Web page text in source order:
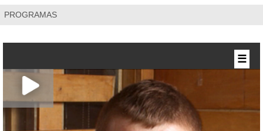
PROGRAMAS
☰